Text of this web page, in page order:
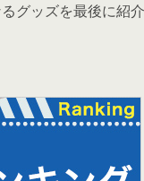
グッズを最後に紹